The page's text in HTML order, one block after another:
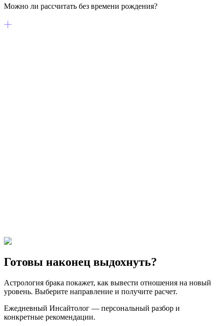
Можно ли рассчитать без времени рождения?
Готовы наконец выдохнуть?
Астрология брака покажет, как вывести отношения на новый
уровень. Выберите направление и получите расчет.
Ежедневный Инсайтолог — персональный разбор и
конкретные рекомендации.